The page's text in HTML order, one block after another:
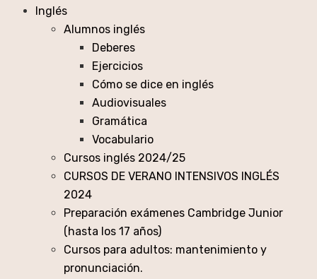
Inglés
Alumnos inglés
Deberes
Ejercicios
Cómo se dice en inglés
Audiovisuales
Gramática
Vocabulario
Cursos inglés 2024/25
CURSOS DE VERANO INTENSIVOS INGLÉS
2024
Preparación exámenes Cambridge Junior
(hasta los 17 años)
Cursos para adultos: mantenimiento y
pronunciación.